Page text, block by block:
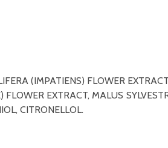
(IMPATIENS) FLOWER
EXTRACT, MALUS
CITRONELLOL.